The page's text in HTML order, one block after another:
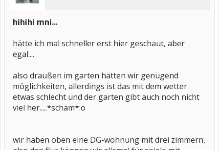
hihihi mni...
hätte ich mal schneller erst hier geschaut, aber
egal....
also draußen im garten hätten wir genügend
möglichkeiten, allerdings ist das mit dem wetter
etwas schlecht und der garten gibt auch noch nicht
viel her.....*schäm*:o
wir haben oben eine DG-wohnung mit drei zimmern,